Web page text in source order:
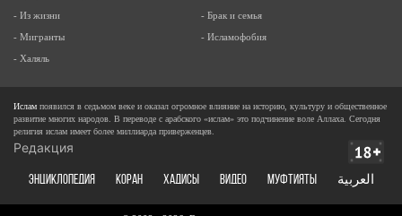
- Из жизни
- Мигранты
- Халяль
- Брак и семья
- Исламофобия
Ислам появился в седьмом веке и оказал огромное влияние на историю, культуру и общественное
развитие многих народов. В переводе с арабского «ислам» это подчинение воле Аллаха. Сегодня
религия ислам имеет более миллиарда приверженцев.
Редакция
ЭНЦИКЛОПЕДИЯ КОРАН ХАДИСЫ ВИДЕО Муфтияты العربية